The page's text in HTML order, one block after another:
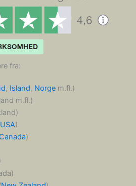
fra:
, Island, Norgem.fl.)
m.fl.)
USA)
Canada)